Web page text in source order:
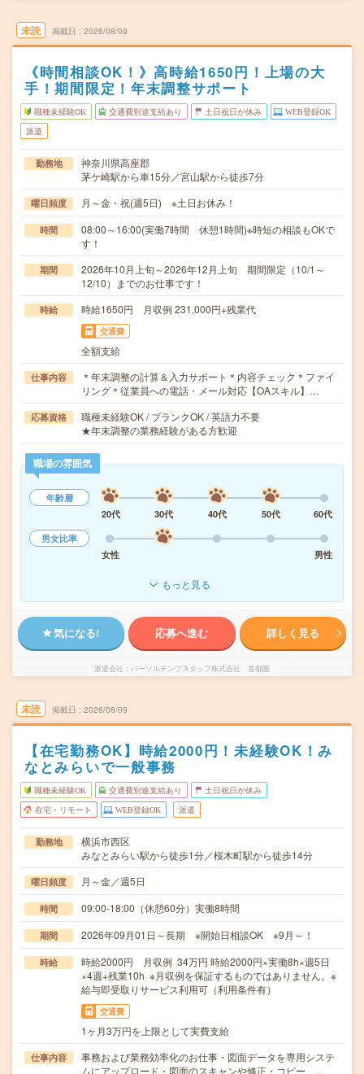
未読 掲載日 2026/08/09
《時間相談OK！》高時給1650円！上場の大
手！期間限定！年末調整サポート
職種未経験OK 交通費別途支給あり 土日祝日が休み WEB登録OK
派遣
勤務地
神奈川県高座郡
茅ケ崎駅から車15分／宮山駅から徒歩7分
曜日頻度 月～金・祝(週5日) ※土日お休み！
時間
08:00～16:00(実働7時間 休憩1時間)※時短の相談もOKで
す！
期間
2026年10月上旬～2026年12月上旬 期間限定（10/1～
12/10）までのお仕事です！
時給 時給1650円 月収例 231,000円+残業代
交通費
全額支給
仕事内容
＊年末調整の計算＆入力サポート＊内容チェック＊ファイ
リング＊従業員への電話・メール対応【OAスキル】…
応募資格
職種未経験OK / ブランクOK / 英語力不要
★年末調整の業務経験がある方歓迎
職場の雰囲気
年齢層
20代
30代 40代 50代
60代
男女比率
女性
男性
もっと見る
気になる! 応募へ進む 詳しく見る
派遣会社 パーソルテンプスタッフ株式会社 首都圏
未読 掲載日 2026/08/09
【在宅勤務OK】時給2000円！未経験OK！み
なとみらいで一般事務
職種未経験OK 交通費別途支給あり 土日祝日が休み
在宅・リモート WEB登録OK 派遣
勤務地
横浜市西区
みなとみらい駅から徒歩1分／桜木町駅から徒歩14分
曜日頻度 月～金／週5日
時間 09:00-18:00（休憩60分）実働8時間
期間 2026年09月01日～長期 ※開始日相談OK ※9月～！
時給
時給2000円 月収例 34万円 時給2000円×実働8h×週5日
×4週+残業10h ※月収例を保証するものではありません。※
給与即受取りサービス利用可（利用条件有）
交通費
1ヶ月3万円を上限として実費支給
仕事内容
事務および業務効率化のお仕事・図面データを専用システ
ムにアップロード・図面のスキャンや修正・コピー、…